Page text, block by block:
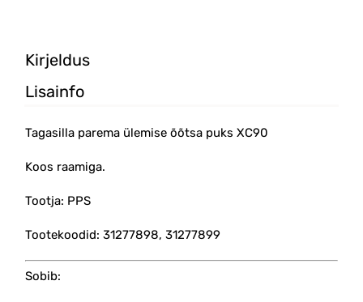
Kirjeldus
Lisainfo
Tagasilla parema ülemise õõtsa puks XC90
Koos raamiga.
Tootja: PPS
Tootekoodid: 31277898, 31277899
Sobib: